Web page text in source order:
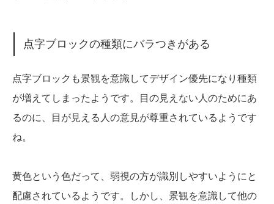
点字ブロックの種類にバラつきがある
点字ブロックも景観を意識してデザイン優先になり種類
が増えてしまったようです。目の見えない人のためにあ
るのに、目が見える人の意見が尊重されているようです
ね。
黄色という色だって、弱視の方が識別しやすいようにと
配慮されているようです。しかし、景観を意識して他の